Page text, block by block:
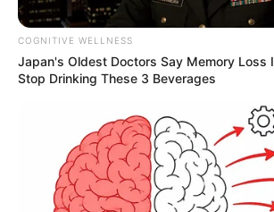
COGNITIVE WELLNESS
Japan's Oldest Doctors Say Memory Loss
Stop Drinking These 3 Beverages